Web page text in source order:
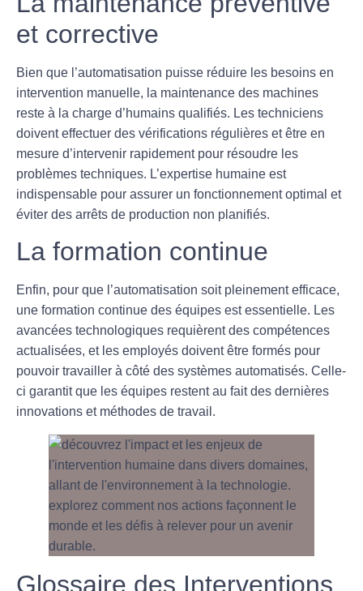
et corrective
Bien que l’automatisation puisse réduire les besoins en
intervention manuelle, la maintenance des machines
reste à la charge d’humains qualifiés. Les techniciens
doivent effectuer des vérifications régulières et être en
mesure d’intervenir rapidement pour résoudre les
problèmes techniques. L’expertise humaine est
indispensable pour assurer un fonctionnement optimal et
éviter des arrêts de production non planifiés.
La formation continue
Enfin, pour que l’automatisation soit pleinement efficace,
une formation continue des équipes est essentielle. Les
avancées technologiques requièrent des compétences
actualisées, et les employés doivent être formés pour
pouvoir travailler à côté des systèmes automatisés. Celle-
ci garantit que les équipes restent au fait des dernières
innovations et méthodes de travail.
Glossaire des Interventions